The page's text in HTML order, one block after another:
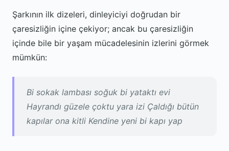
Şarkının ilk dizeleri, dinleyiciyi doğrudan bir
çaresizliğin içine çekiyor; ancak bu çaresizliğin
içinde bile bir yaşam mücadelesinin izlerini görmek
mümkün:
Bi sokak lambası soğuk bi yataktı evi
Hayrandı güzele çoktu yara izi Çaldığı bütün
kapılar ona kitli Kendine yeni bi kapı yap